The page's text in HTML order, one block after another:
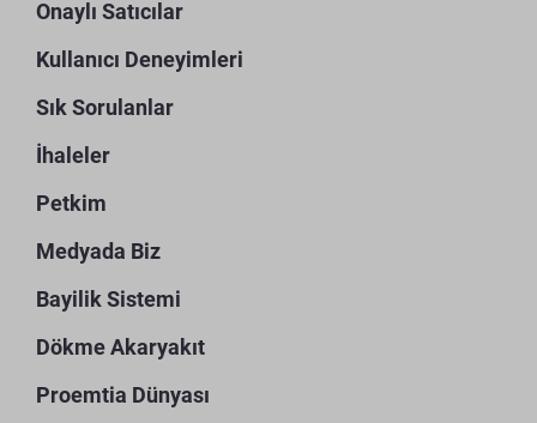
Onaylı Satıcılar
Kullanıcı Deneyimleri
Sık Sorulanlar
İhaleler
Petkim
Medyada Biz
Bayilik Sistemi
Dökme Akaryakıt
Proemtia Dünyası